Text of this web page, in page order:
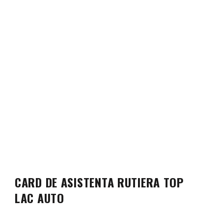
CARD DE ASISTENTA RUTIERA TOP
LAC AUTO